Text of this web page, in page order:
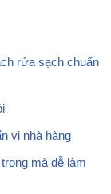
rửa sạch chuẩn
vị nhà hàng
mà dễ làm